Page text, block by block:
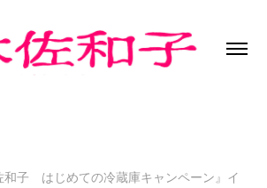
和子 はじめての冷蔵庫キャンペーン』イ